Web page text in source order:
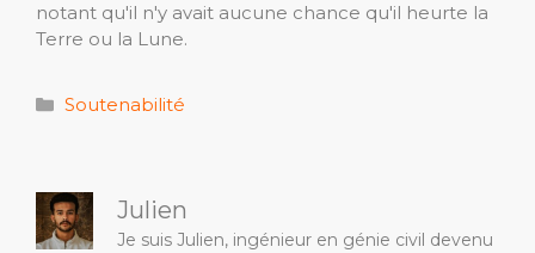
notant qu'il n'y avait aucune chance qu'il heurte la
Terre ou la Lune.
Catégories
Soutenabilité
Julien
Je suis Julien, ingénieur en génie civil devenu